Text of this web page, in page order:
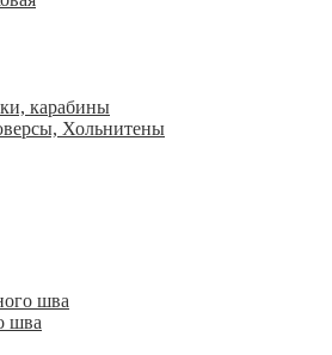
карабины
Хольнитены
шва
шва